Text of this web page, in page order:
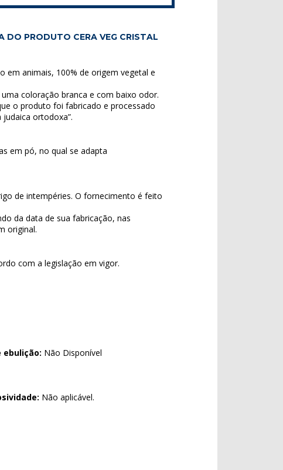
DO PRODUTO CERA VEG CRISTAL
em animais, 100% de origem vegetal e
coloração branca e com baixo odor.
o produto foi fabricado e processado
ortodoxa”.
em pó, no qual se adapta
de intempéries. O fornecimento é feito
da data de sua fabricação, nas
original.
com a legislação em vigor.
Não Disponível
Não aplicável.